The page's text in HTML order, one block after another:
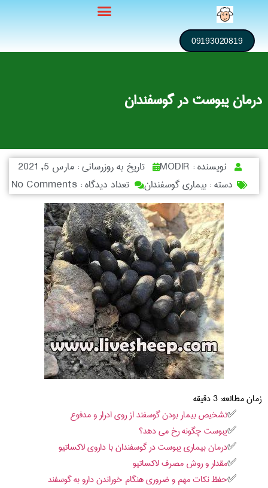
09193020819
درمان یبوست در گوسفندان
نویسنده : تاریخ به روزرسانی :مارس 5, 2021
دسته : بیماری گوسفندان تعداد دیدگاه : No Comments
زمان مطالعه:3دقیقه
تشخیص بیمار بودن گوسفند از روی ادرار و مدفوع
یبوست چگونه رخ می دهد؟
درمان بیماری یبوست در گوسفندان با داروی لاکساتیو
مقدار و روش مصرف لاکساتیو
حفظ نکات مهم و ضروری هنگام خوراندن دارو به گوسفند